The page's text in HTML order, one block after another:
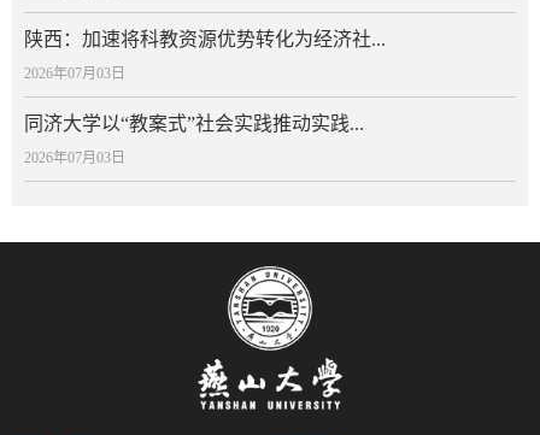
陕西：加速将科教资源优势转化为经济社...
2026年07月03日
同济大学以“教案式”社会实践推动实践...
2026年07月03日